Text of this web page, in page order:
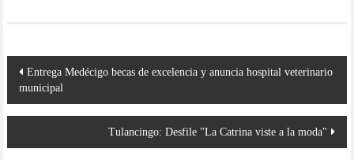
Navegación
de
entradas
Entrega Medécigo becas de excelencia y anuncia hospital veterinario
municipal
Tulancingo: Desfile "La Catrina viste a la moda"